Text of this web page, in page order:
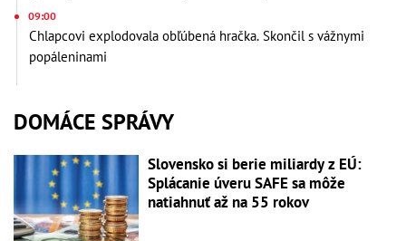
09:00
Chlapcovi explodovala obľúbená hračka. Skončil s vážnymi
popáleninami
DOMÁCE SPRÁVY
Slovensko si berie miliardy z EÚ:
Splácanie úveru SAFE sa môže
natiahnuť až na 55 rokov